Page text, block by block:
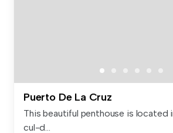
Puerto De La Cruz
This beautiful penthouse is located
cul-d...